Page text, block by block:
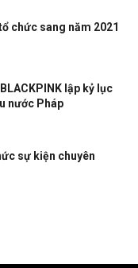
chức sang năm 2021
lập kỷ lục
nước Pháp
sự kiện chuyên